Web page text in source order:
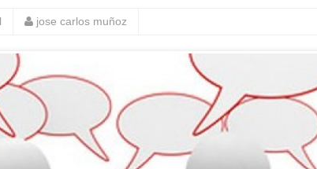
jose carlos muñoz